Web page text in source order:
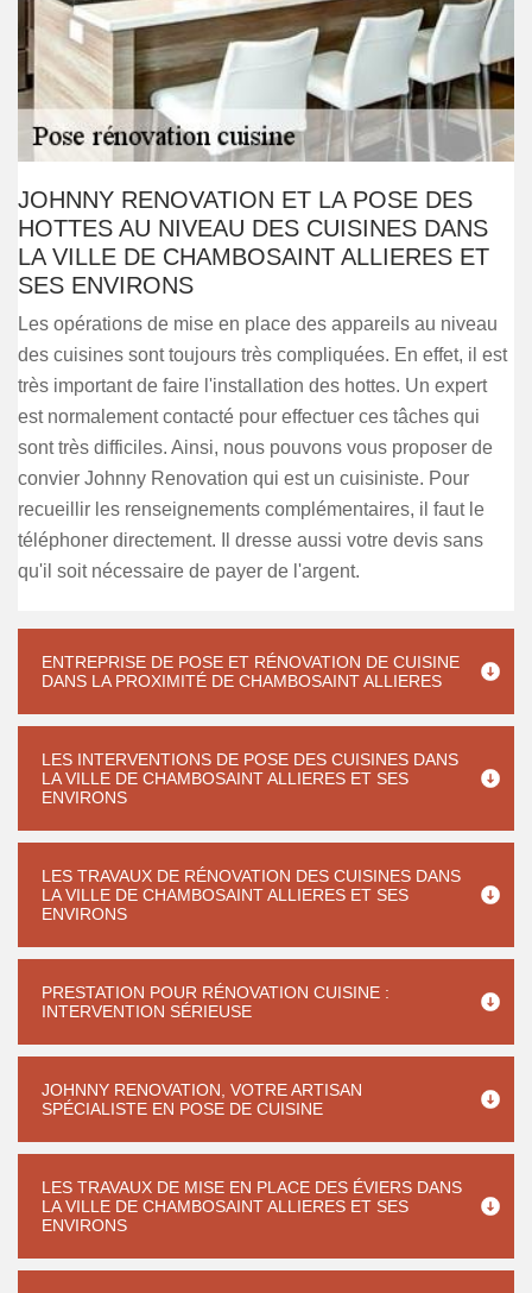
JOHNNY RENOVATION ET LA POSE DES
HOTTES AU NIVEAU DES CUISINES DANS
LA VILLE DE CHAMBOSAINT ALLIERES ET
SES ENVIRONS
Les opérations de mise en place des appareils au niveau
des cuisines sont toujours très compliquées. En effet, il est
très important de faire l'installation des hottes. Un expert
est normalement contacté pour effectuer ces tâches qui
sont très difficiles. Ainsi, nous pouvons vous proposer de
convier Johnny Renovation qui est un cuisiniste. Pour
recueillir les renseignements complémentaires, il faut le
téléphoner directement. Il dresse aussi votre devis sans
qu'il soit nécessaire de payer de l'argent.
ENTREPRISE DE POSE ET RÉNOVATION DE CUISINE
DANS LA PROXIMITÉ DE CHAMBOSAINT ALLIERES
LES INTERVENTIONS DE POSE DES CUISINES DANS
LA VILLE DE CHAMBOSAINT ALLIERES ET SES
ENVIRONS
LES TRAVAUX DE RÉNOVATION DES CUISINES DANS
LA VILLE DE CHAMBOSAINT ALLIERES ET SES
ENVIRONS
PRESTATION POUR RÉNOVATION CUISINE :
INTERVENTION SÉRIEUSE
JOHNNY RENOVATION, VOTRE ARTISAN
SPÉCIALISTE EN POSE DE CUISINE
LES TRAVAUX DE MISE EN PLACE DES ÉVIERS DANS
LA VILLE DE CHAMBOSAINT ALLIERES ET SES
ENVIRONS